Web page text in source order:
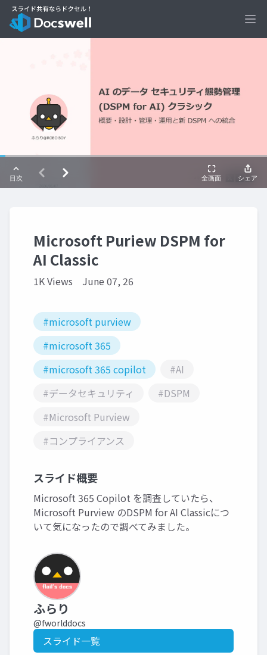
Microsoft Puriew DSPM for
AI Classic
1K Views June 07, 26
#microsoft purview
#microsoft 365
#microsoft 365 copilot
#AI
#データセキュリティ
#DSPM
#Microsoft Purview
#コンプライアンス
スライド概要
Microsoft 365 Copilot を調査していたら、
Microsoft Purview のDSPM for AI Classicにつ
いて気になったので調べてみました。
ふらり
@fworlddocs
スライド一覧